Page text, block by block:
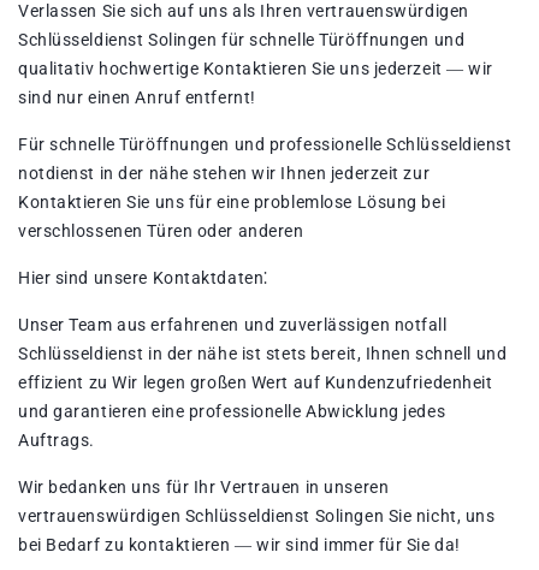
Verlassen Sie sich auf uns als Ihren vertrauenswürdigen
Schlüsseldienst Solingen für schnelle Türöffnungen und
qualitativ hochwertige Kontaktieren Sie uns jederzeit ― wir
sind nur einen Anruf entfernt!​
Für schnelle Türöffnungen und professionelle Schlüsseldienst
notdienst in der nähe stehen wir Ihnen jederzeit zur
Kontaktieren Sie uns für eine problemlose Lösung bei
verschlossenen Türen oder anderen
Hier sind unsere Kontaktdaten⁚
Unser Team aus erfahrenen und zuverlässigen notfall
Schlüsseldienst in der nähe ist stets bereit, Ihnen schnell und
effizient zu Wir legen großen Wert auf Kundenzufriedenheit
und garantieren eine professionelle Abwicklung jedes
Auftrags.
Wir bedanken uns für Ihr Vertrauen in unseren
vertrauenswürdigen Schlüsseldienst Solingen Sie nicht, uns
bei Bedarf zu kontaktieren ― wir sind immer für Sie da!​